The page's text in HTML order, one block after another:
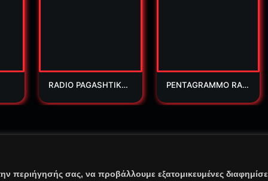
περιήγησής σας, να προβάλλουμε εξατομικευμένες
RADIO PAGASHTIKO
PENTAGRAMMO RAD
| All Rights Reserved